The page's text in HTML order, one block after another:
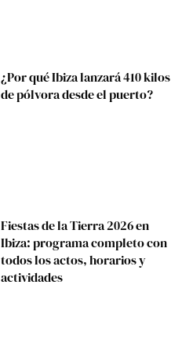
¿Por qué Ibiza lanzará 410 kilos
de pólvora desde el puerto?
Fiestas de la Tierra 2026 en
Ibiza: programa completo con
todos los actos, horarios y
actividades